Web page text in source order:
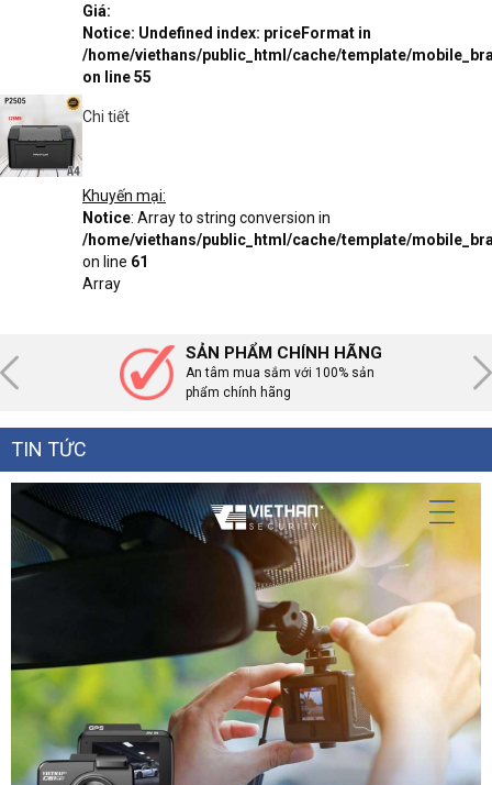
Giá:
Notice: Undefined index: priceFormat in
/home/viethans/public_html/cache/template/
on line55
Chi tiết
Khuyến mại:
Notice: Array to string conversion in
/home/viethans/public_html/cache/template/
on line 61
Array
SẢN PHẨM CHÍNH HÃNG
An tâm mua sắm với 100% sản
phẩm chính hãng
TIN TỨC